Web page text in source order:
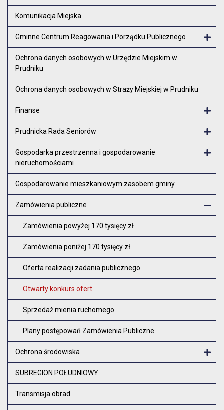
Komunikacja Miejska
Gminne Centrum Reagowania i Porządku Publicznego
Ochrona danych osobowych w Urzędzie Miejskim w
Prudniku
Ochrona danych osobowych w Straży Miejskiej w Prudniku
Finanse
Prudnicka Rada Seniorów
Gospodarka przestrzenna i gospodarowanie
nieruchomościami
Gospodarowanie mieszkaniowym zasobem gminy
Zamówienia publiczne
Zamówienia powyżej 170 tysięcy zł
Zamówienia poniżej 170 tysięcy zł
Oferta realizacji zadania publicznego
Otwarty konkurs ofert
Sprzedaż mienia ruchomego
Plany postępowań Zamówienia Publiczne
Ochrona środowiska
SUBREGION POŁUDNIOWY
Transmisja obrad